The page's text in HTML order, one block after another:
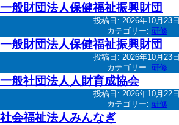
一般財団法人保健福祉振興財団
投稿日: 2026年10月23日
カテゴリー: 研修
一般財団法人保健福祉振興財団
投稿日: 2026年10月23日
カテゴリー: 研修
一般社団法人人財育成協会
投稿日: 2026年10月22日
カテゴリー: 研修
社会福祉法人みんなぎ